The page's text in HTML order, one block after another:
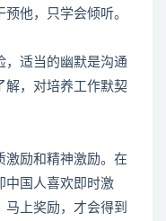
他，只学会倾听。
，适当的幽默是沟通
解，对培养工作默契
激励和精神激励。在
中国人喜欢即时激
上奖励，才会得到